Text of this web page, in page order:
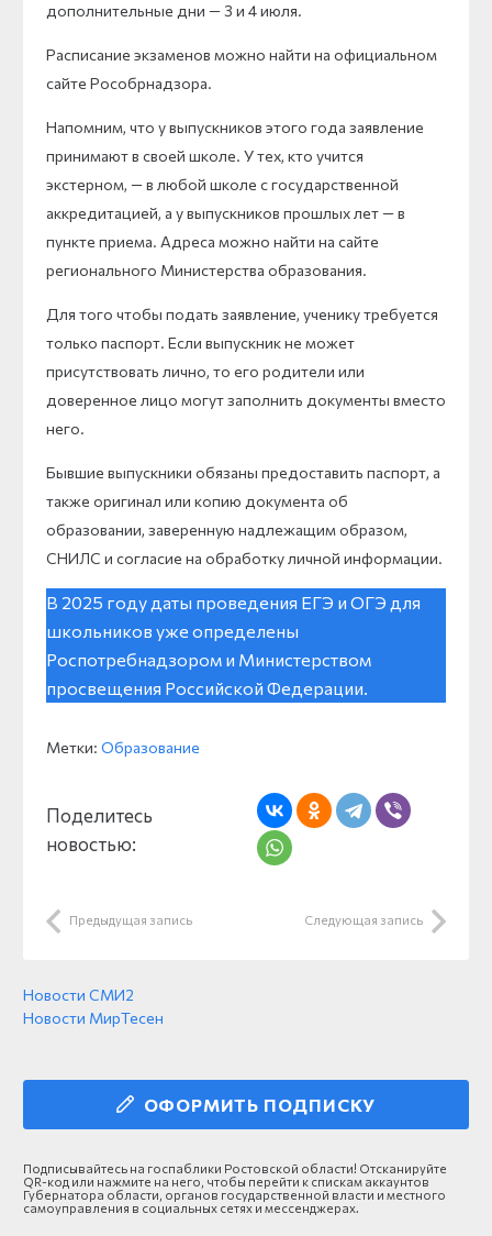
дополнительные дни — 3 и 4 июля.
Расписание экзаменов можно найти на официальном
сайте Рособрнадзора.
Напомним, что у выпускников этого года заявление
принимают в своей школе. У тех, кто учится
экстерном, — в любой школе с государственной
аккредитацией, а у выпускников прошлых лет — в
пункте приема. Адреса можно найти на сайте
регионального Министерства образования.
Для того чтобы подать заявление, ученику требуется
только паспорт. Если выпускник не может
присутствовать лично, то его родители или
доверенное лицо могут заполнить документы вместо
него.
Бывшие выпускники обязаны предоставить паспорт, а
также оригинал или копию документа об
образовании, заверенную надлежащим образом,
СНИЛС и согласие на обработку личной информации.
В 2025 году даты проведения ЕГЭ и ОГЭ для
школьников уже определены
Роспотребнадзором и Министерством
просвещения Российской Федерации.
Метки: Образование
Поделитесь
новостью:
Предыдущая запись Следующая запись
Новости СМИ2
Новости МирТесен
ОФОРМИТЬ ПОДПИСКУ
Подписывайтесь на госпаблики Ростовской области! Отсканируйте
QR-код или нажмите на него, чтобы перейти к спискам аккаунтов
Губернатора области, органов государственной власти и местного
самоуправления в социальных сетях и мессенджерах.